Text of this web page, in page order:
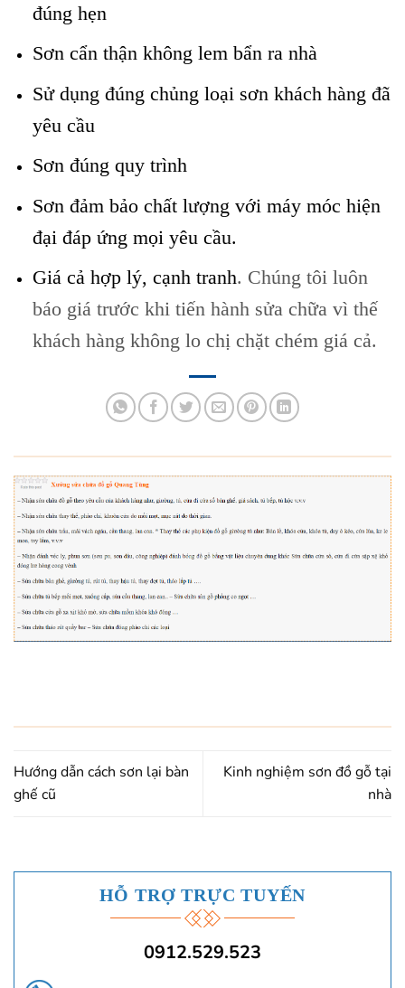
đúng hẹn
Sơn cẩn thận không lem bẩn ra nhà
Sử dụng đúng chủng loại sơn khách hàng đã
yêu cầu
Sơn đúng quy trình
Sơn đảm bảo chất lượng với máy móc hiện
đại đáp ứng mọi yêu cầu.
Giá cả hợp lý, cạnh tranh. Chúng tôi luôn
báo giá trước khi tiến hành sửa chữa vì thế
khách hàng không lo chị chặt chém giá cả.
Hướng dẫn cách sơn lại bàn
ghế cũ
Kinh nghiệm sơn đồ gỗ tại
nhà
HỖ TRỢ TRỰC TUYẾN
0912.529.523